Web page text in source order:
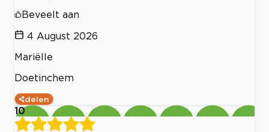
Beveelt aan
4 August 2026
Mariëlle
Doetinchem
delen
10